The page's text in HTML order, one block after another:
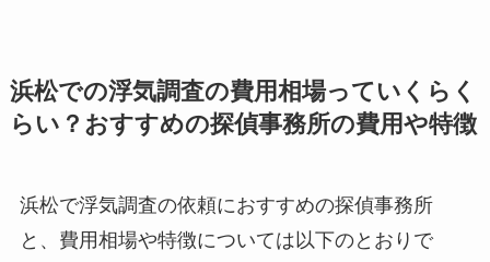
浜松での浮気調査の費用相場っていくらく
らい？おすすめの探偵事務所の費用や特徴
浜松で浮気調査の依頼におすすめの探偵事務所
と、費用相場や特徴については以下のとおりで